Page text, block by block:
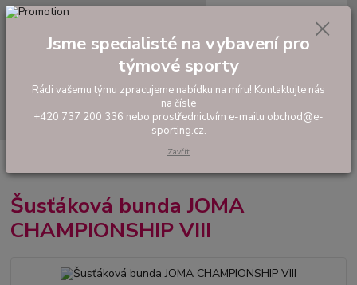
Hledat
tel: +420 737 200 336
0,00 Kč
Oblečení do deště
CHAMPIONSHIP VIII
Šusťáková bunda JOMA
CHAMPIONSHIP VIII
Jsme specialisté na vybavení pro
týmové sporty
Rádi vašemu týmu zpracujeme nabídku na míru! Kontaktujte nás
na čísle
+420 737 200 336 nebo prostřednictvím e-mailu obchod@e-
sporting.cz.
Zavřít